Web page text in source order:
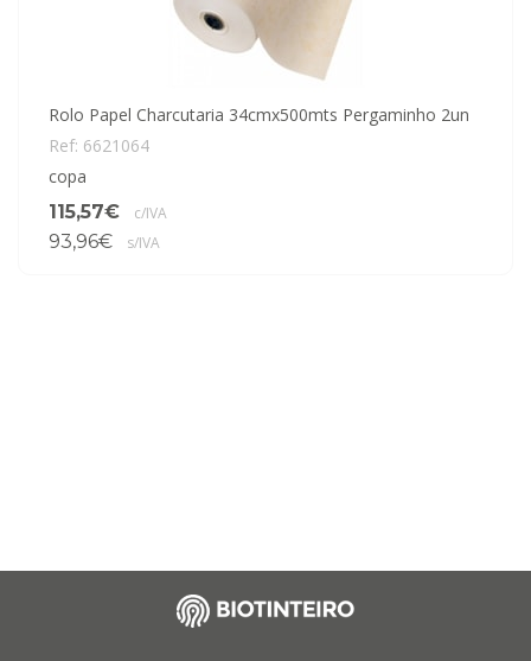
Rolo Papel Charcutaria 34cmx500mts Pergaminho 2un
Ref: 6621064
copa
115,57€
c/IVA
93,96€ s/IVA